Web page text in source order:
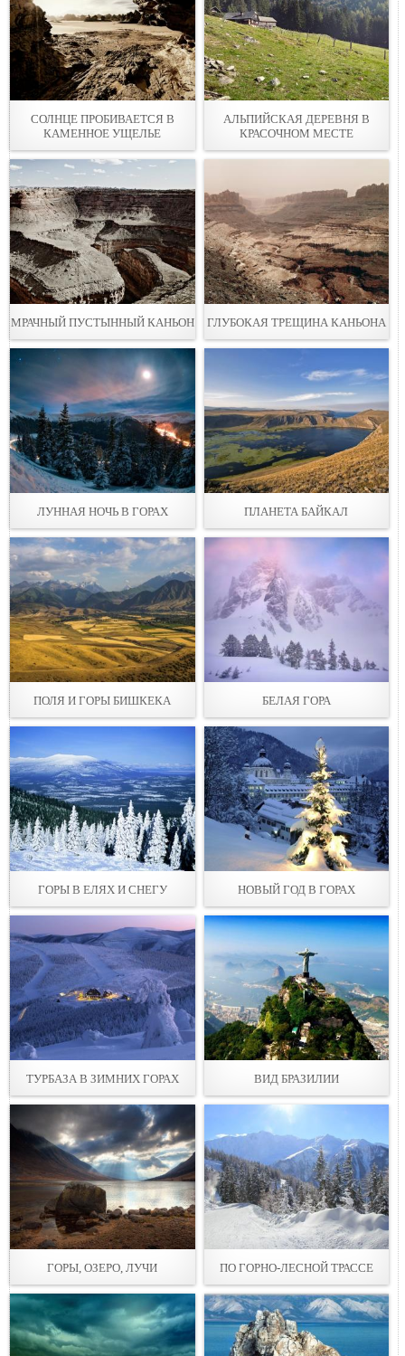
СОЛНЦЕ ПРОБИВАЕТСЯ В
КАМЕННОЕ УЩЕЛЬЕ
АЛЬПИЙСКАЯ ДЕРЕВНЯ В
КРАСОЧНОМ МЕСТЕ
МРАЧНЫЙ ПУСТЫННЫЙ КАНЬОН ГЛУБОКАЯ ТРЕЩИНА КАНЬОНА
ЛУННАЯ НОЧЬ В ГОРАХ ПЛАНЕТА БАЙКАЛ
ПОЛЯ И ГОРЫ БИШКЕКА БЕЛАЯ ГОРА
ГОРЫ В ЕЛЯХ И СНЕГУ НОВЫЙ ГОД В ГОРАХ
ТУРБАЗА В ЗИМНИХ ГОРАХ ВИД БРАЗИЛИИ
ГОРЫ, ОЗЕРО, ЛУЧИ ПО ГОРНО-ЛЕСНОЙ ТРАССЕ